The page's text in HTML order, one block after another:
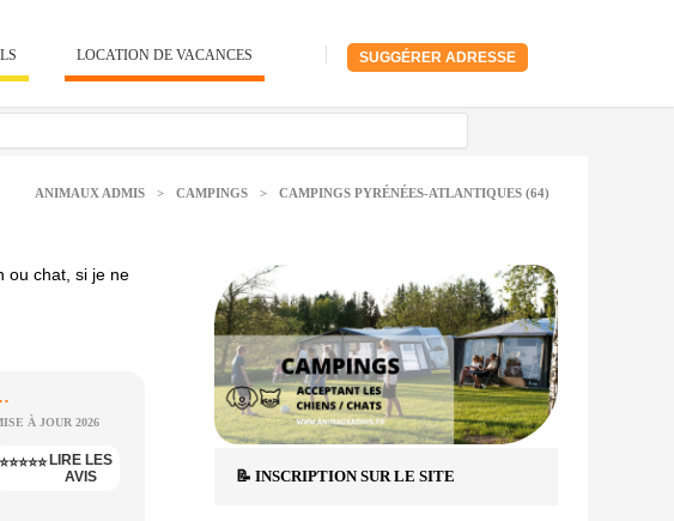
SUGGÉRER ADRESSE
LOCATION DE VACANCES
ANIMAUX ADMIS > CAMPINGS > CAMPINGS PYRÉNÉES-ATLANTIQUES (64)
ou chat, si je ne
À JOUR 2026
⭐⭐⭐⭐⭐ LIRE LES
AVIS
📝 INSCRIPTION SUR LE SITE